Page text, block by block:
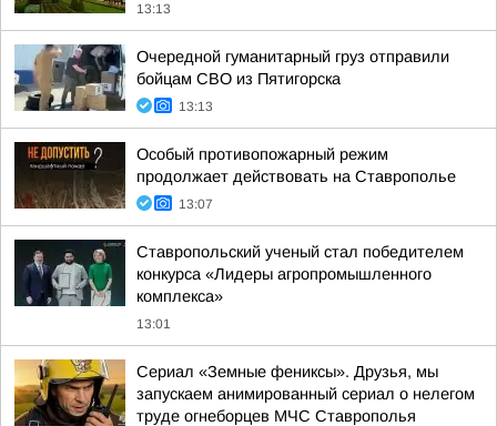
13:13
Очередной гуманитарный груз отправили
бойцам СВО из Пятигорска
13:13
Особый противопожарный режим
продолжает действовать на Ставрополье
13:07
Ставропольский ученый стал победителем
конкурса «Лидеры агропромышленного
комплекса»
13:01
Сериал «Земные фениксы». Друзья, мы
запускаем анимированный сериал о нелегом
труде огнеборцев МЧС Ставрополья